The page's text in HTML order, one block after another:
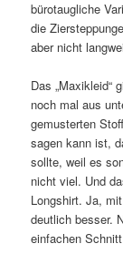
bürotaugliche
die
aber nicht
Das „Maxikleid“
noch mal aus
gemusterten
sagen kann ist,
sollte, weil es
nicht viel. Und
Longshirt. Ja,
deutlich besser.
einfachen